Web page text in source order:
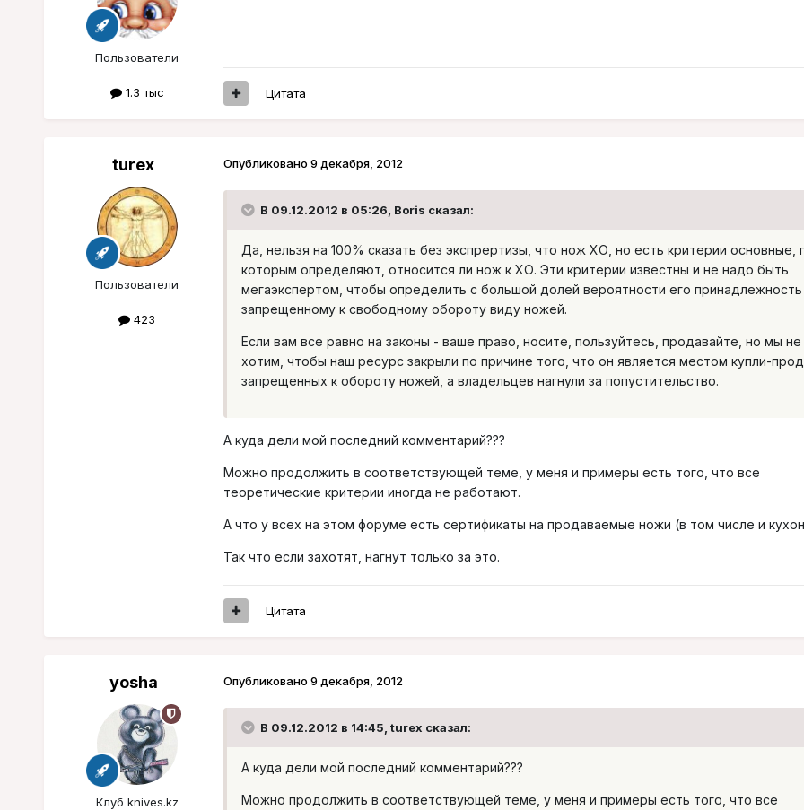
Пользователи
1.3 тыс Цитата
turex
Пользователи
423
Опубликовано 9 декабря, 2012
В 09.12.2012 в 05:26, Boris сказал:
Да, нельзя на 100% сказать без экспрертизы, что нож ХО, но есть критерии основные,
которым определяют, относится ли нож к ХО. Эти критерии известны и не надо быть
мегаэкспертом, чтобы определить с большой долей вероятности его принадлежность
запрещенному к свободному обороту виду ножей.
Если вам все равно на законы - ваше право, носите, пользуйтесь, продавайте, но мы не
хотим, чтобы наш ресурс закрыли по причине того, что он является местом купли-
запрещенных к обороту ножей, а владельцев нагнули за попустительство.
А куда дели мой последний комментарий???
Можно продолжить в соответствующей теме, у меня и примеры есть того, что все
теоретические критерии иногда не работают.
А что у всех на этом форуме есть сертификаты на продаваемые ножи (в том числе и
Так что если захотят, нагнут только за это.
Цитата
yosha
Клуб knives.kz
Опубликовано 9 декабря, 2012
В 09.12.2012 в 14:45, turex сказал:
А куда дели мой последний комментарий???
Можно продолжить в соответствующей теме, у меня и примеры есть того, что все